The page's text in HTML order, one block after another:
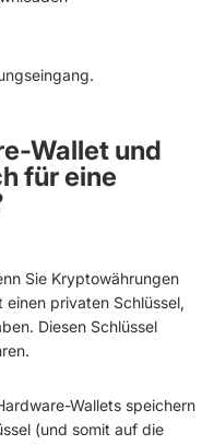
Wallet und
für eine
Sie Kryptowährungen
privaten Schlüssel,
Diesen Schlüssel
Wallets speichern
(und somit auf die